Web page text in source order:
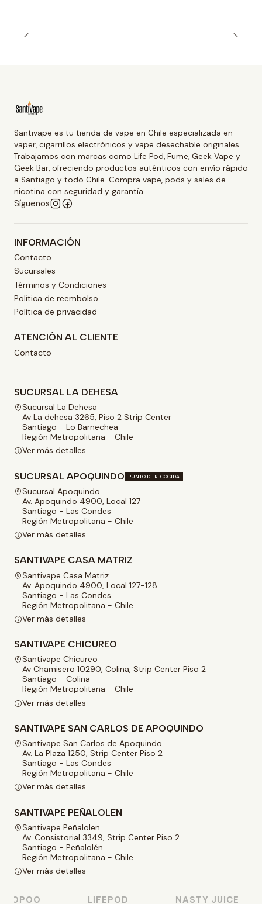
Santivape es tu tienda de vape en Chile especializada en
vaper, cigarrillos electrónicos y vape desechable originales.
Trabajamos con marcas como Life Pod, Fume, Geek Vape y
Geek Bar, ofreciendo productos auténticos con envío rápido
a Santiago y todo Chile. Compra vape, pods y sales de
nicotina con seguridad y garantía.
Síguenos
INFORMACIÓN
Contacto
Sucursales
Términos y Condiciones
Política de reembolso
Política de privacidad
ATENCIÓN AL CLIENTE
Contacto
SUCURSAL LA DEHESA
Sucursal La Dehesa
Av La dehesa 3265, Piso 2 Strip Center
Santiago - Lo Barnechea
Región Metropolitana - Chile
Ver más detalles
SUCURSAL APOQUINDO PUNTO DE RECOGIDA
Sucursal Apoquindo
Av. Apoquindo 4900, Local 127
Santiago - Las Condes
Región Metropolitana - Chile
Ver más detalles
SANTIVAPE CASA MATRIZ
Santivape Casa Matriz
Av. Apoquindo 4900, Local 127-128
Santiago - Las Condes
Región Metropolitana - Chile
Ver más detalles
SANTIVAPE CHICUREO
Santivape Chicureo
Av Chamisero 10290, Colina, Strip Center Piso 2
Santiago - Colina
Región Metropolitana - Chile
Ver más detalles
SANTIVAPE SAN CARLOS DE APOQUINDO
Santivape San Carlos de Apoquindo
Av. La Plaza 1250, Strip Center Piso 2
Santiago - Las Condes
Región Metropolitana - Chile
Ver más detalles
SANTIVAPE PEÑALOLEN
Santivape Peñalolen
Av. Consistorial 3349, Strip Center Piso 2
Santiago - Peñalolén
Región Metropolitana - Chile
Ver más detalles
LIFEPOD NASTY JUICE